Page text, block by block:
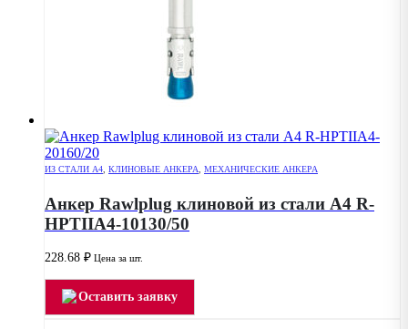
ИЗ СТАЛИ А4 КЛИНОВЫЕ АНКЕРА МЕХАНИЧЕСКИЕ АНКЕРА
Анкер Rawlplug клиновой из стали А4 R-
HPTIIA4-10130/50
228.68 ₽ Цена за шт.
Оставить заявку